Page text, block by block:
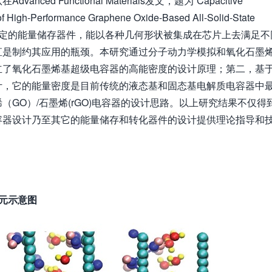
Performance Graphene Oxide-Based All-Solid-State
的能量储存器件，能以各种几何形状被集成在芯片上去满足
制约其应用的瓶颈。本研究通过分子动力学模拟和氧化石墨
氧化石墨烯基超级电容器的高能密度的设计原理；第二，基
它的能量密度是目前传统的液态基和固态基电解质电容器中
GO）/石墨烯(rGO)电容器的设计思路。以上研究结果不仅得
设计乃至其它的能量储存和转化器件的设计提供理论指导和
示意图